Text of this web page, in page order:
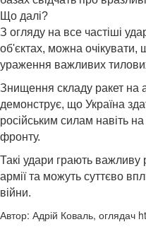
Що далі?
З огляду на все частіші
об'єктах, можна очікувати,
ураження важливих
Знищення складу ракет на
демонструє, що Україна
російським силам навіть на
фронту.
Такі удари грають важливу
армії та можуть суттєво
війни.
Автор: Адрій Коваль, оглядач